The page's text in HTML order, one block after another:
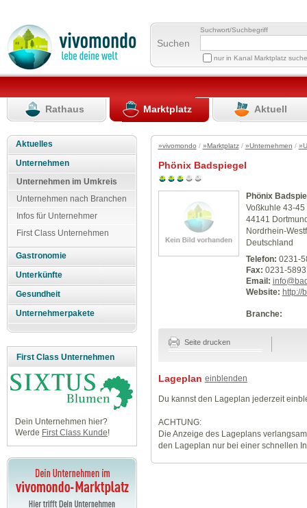
Suchen
Suchwort/Suchbegriff
nur in Kanal Marktplatz
Rathaus Marktplatz Aktuell
Aktuelles
Unternehmen
Unternehmen im Umkreis
Unternehmen nach Branchen
Infos für Unternehmer
First Class Unternehmen
Gastronomie
Unterkünfte
Gesundheit
Unternehmerpakete
First Class Unternehmen
Dein Unternehmen hier?
Werde First Class Kunde!
»vivomondo / »Marktplatz/ »Unternehmen /
Phönix Badspiegel
Phönix
Voßkuhle 43-45
44141
Nordrhein-
Deutschland
Telefon: 0231-
Fax: 0231-
Email:
Website: http://
Branche:
Seite drucken
Lageplan einblenden
Du kannst den Lageplan jederzeit
ACHTUNG:
Die Anzeige des Lageplans
den Lageplan nur bei einer schnellen